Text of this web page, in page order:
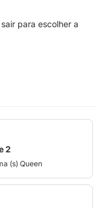
para escolher a
2
(s) Queen